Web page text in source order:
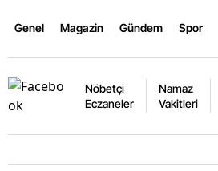
Genel Magazin Gündem Spor
Nöbetçi
Eczaneler
Namaz
Vakitleri